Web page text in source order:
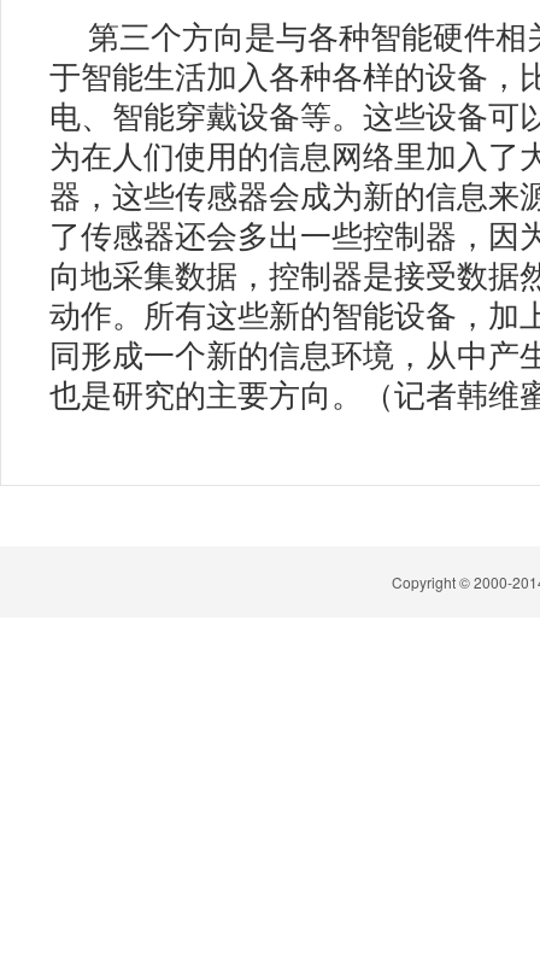
第三个方向是与各种智能硬件相
于智能生活加入各种各样的设备，
电、智能穿戴设备等。这些设备可
为在人们使用的信息网络里加入了
器，这些传感器会成为新的信息来
了传感器还会多出一些控制器，因
向地采集数据，控制器是接受数据
动作。所有这些新的智能设备，加
同形成一个新的信息环境，从中产
也是研究的主要方向。（记者韩维